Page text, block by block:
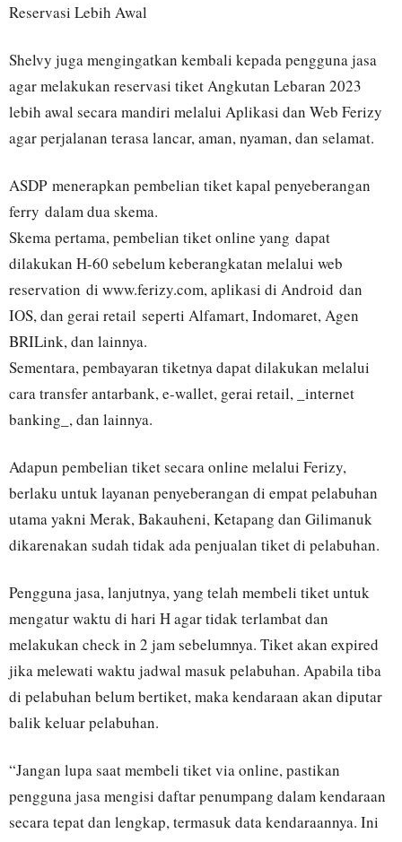
Reservasi Lebih Awal
Shelvy juga mengingatkan kembali kepada pengguna jasa
agar melakukan reservasi tiket Angkutan Lebaran 2023
lebih awal secara mandiri melalui Aplikasi dan Web Ferizy
agar perjalanan terasa lancar, aman, nyaman, dan selamat.
ASDP menerapkan pembelian tiket kapal penyeberangan
ferry dalam dua skema.
Skema pertama, pembelian tiket online yang dapat
dilakukan H-60 sebelum keberangkatan melalui web
reservation di www.ferizy.com, aplikasi di Android dan
IOS, dan gerai retail seperti Alfamart, Indomaret, Agen
BRILink, dan lainnya.
Sementara, pembayaran tiketnya dapat dilakukan melalui
cara transfer antarbank, e-wallet, gerai retail, _internet
banking_, dan lainnya.
Adapun pembelian tiket secara online melalui Ferizy,
berlaku untuk layanan penyeberangan di empat pelabuhan
utama yakni Merak, Bakauheni, Ketapang dan Gilimanuk
dikarenakan sudah tidak ada penjualan tiket di pelabuhan.
Pengguna jasa, lanjutnya, yang telah membeli tiket untuk
mengatur waktu di hari H agar tidak terlambat dan
melakukan check in 2 jam sebelumnya. Tiket akan expired
jika melewati waktu jadwal masuk pelabuhan. Apabila tiba
di pelabuhan belum bertiket, maka kendaraan akan diputar
balik keluar pelabuhan.
“Jangan lupa saat membeli tiket via online, pastikan
pengguna jasa mengisi daftar penumpang dalam kendaraan
secara tepat dan lengkap, termasuk data kendaraannya. Ini